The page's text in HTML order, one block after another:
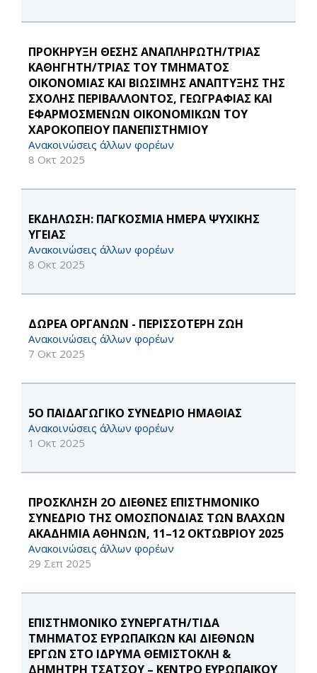
ΠΡΟΚΗΡΥΞΗ ΘΕΣΗΣ ΑΝΑΠΛΗΡΩΤΗ/ΤΡΙΑΣ
ΚΑΘΗΓΗΤΗ/ΤΡΙΑΣ ΤΟΥ ΤΜΗΜΑΤΟΣ
ΟΙΚΟΝΟΜΙΑΣ ΚΑΙ ΒΙΩΣΙΜΗΣ ΑΝΑΠΤΥΞΗΣ ΤΗΣ
ΣΧΟΛΗΣ ΠΕΡΙΒΑΛΛΟΝΤΟΣ, ΓΕΩΓΡΑΦΙΑΣ ΚΑΙ
ΕΦΑΡΜΟΣΜΕΝΩΝ ΟΙΚΟΝΟΜΙΚΩΝ ΤΟΥ
ΧΑΡΟΚΟΠΕΙΟΥ ΠΑΝΕΠΙΣΤΗΜΙΟΥ
Ανακοινώσεις άλλων φορέων
8 Οκτ 2025
ΕΚΔΗΛΩΣΗ: ΠΑΓΚΟΣΜΙΑ ΗΜΕΡΑ ΨΥΧΙΚΗΣ
ΥΓΕΙΑΣ
Ανακοινώσεις άλλων φορέων
8 Οκτ 2025
ΔΩΡΕΑ ΟΡΓΑΝΩΝ - ΠΕΡΙΣΣΟΤΕΡΗ ΖΩΗ
Ανακοινώσεις άλλων φορέων
7 Οκτ 2025
5Ο ΠΑΙΔΑΓΩΓΙΚΟ ΣΥΝΕΔΡΙΟ ΗΜΑΘΙΑΣ
Ανακοινώσεις άλλων φορέων
1 Οκτ 2025
ΠΡΟΣΚΛΗΣΗ 2Ο ΔΙΕΘΝΕΣ ΕΠΙΣΤΗΜΟΝΙΚΟ
ΣΥΝΕΔΡΙΟ ΤΗΣ ΟΜΟΣΠΟΝΔΙΑΣ ΤΩΝ ΒΛΑΧΩΝ
ΑΚΑΔΗΜΙΑ ΑΘΗΝΩΝ, 11–12 ΟΚΤΩΒΡΙΟΥ 2025
Ανακοινώσεις άλλων φορέων
29 Σεπ 2025
ΕΠΙΣΤΗΜΟΝΙΚΟ ΣΥΝΕΡΓΑΤΗ/ΤΙΔΑ
ΤΜΗΜΑΤΟΣ ΕΥΡΩΠΑΪΚΩΝ ΚΑΙ ΔΙΕΘΝΩΝ
ΕΡΓΩΝ ΣΤΟ ΙΔΡΥΜΑ ΘΕΜΙΣΤΟΚΛΗ &
ΔΗΜΗΤΡΗ ΤΣΑΤΣΟΥ – ΚΕΝΤΡΟ ΕΥΡΩΠΑΪΚΟΥ